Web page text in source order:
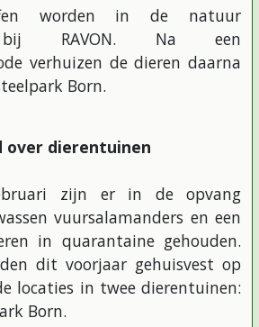
worden in de natuur
bij RAVON. Na een
verhuizen de dieren daarna
Born.
over dierentuinen
zijn er in de opvang
vuursalamanders en een
in quarantaine gehouden.
dit voorjaar gehuisvest op
locaties in twee dierentuinen:
Born.